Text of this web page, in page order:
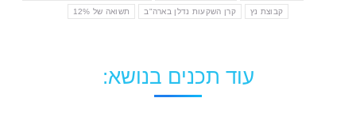
קבוצת נץ קרן השקעות נדלן בארה"ב תשואה של 12%
עוד תכנים בנושא: